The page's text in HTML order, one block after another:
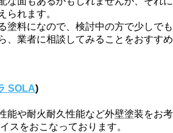
られます。
塗料になので、検討中の方で少しでも
、業者に相談してみることをおすすめ
SOLA)
能や耐火耐久性能など外壁塗装をお考
スをおこなっております。